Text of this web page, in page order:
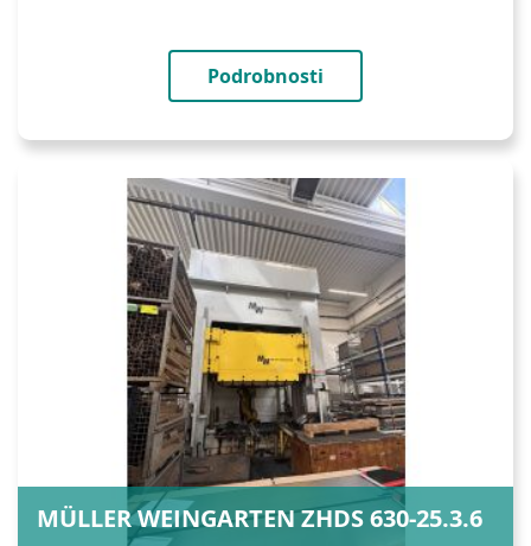
Podrobnosti
MÜLLER WEINGARTEN ZHDS 630-25.3.6